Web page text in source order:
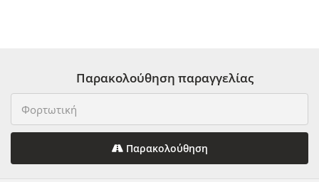
Παρακολούθηση παραγγελίας
Παρακολούθηση